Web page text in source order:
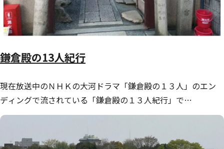
鎌倉殿の13人紀行
現在放送中のＮＨＫの大河ドラマ「鎌倉殿の１３人」のエン
ディングで流されている「鎌倉殿の１３人紀行」で…